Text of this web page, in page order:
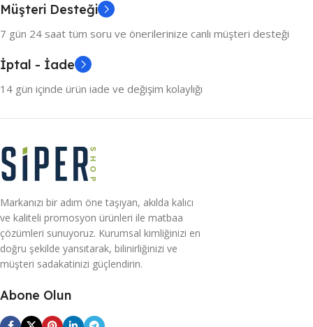
Müşteri Desteği
7 gün 24 saat tüm soru ve önerilerinize canlı müşteri desteği
İptal - İade
14 gün içinde ürün iade ve değişim kolaylığı
Markanızı bir adım öne taşıyan, akılda kalıcı
ve kaliteli promosyon ürünleri ile matbaa
çözümleri sunuyoruz. Kurumsal kimliğinizi en
doğru şekilde yansıtarak, bilinirliğinizi ve
müşteri sadakatinizi güçlendirin.
Abone Olun